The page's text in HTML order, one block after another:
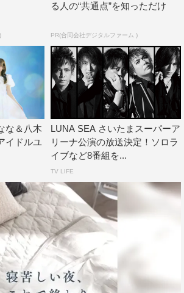
)
otsukichannouta/）
（https://www.tiktok.com/@otsukichann
お月ちゃんのうた
る人の“共通点”を知っただけ
PR(合同会社デジタルファーム )
な＆八木
イドルユ
LUNA SEA さいたまスーパーア
リーナ公演の放送決定！ソロラ
イブなど8番組を...
TV LIFE